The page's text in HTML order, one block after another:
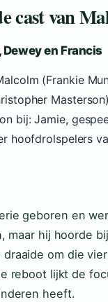
cast van
Dewey en Francis
(Frankie
bij: Jamie,
hoofdrolspelers
geboren en
maar hij hoorde
om die
reboot lijkt de
heeft.